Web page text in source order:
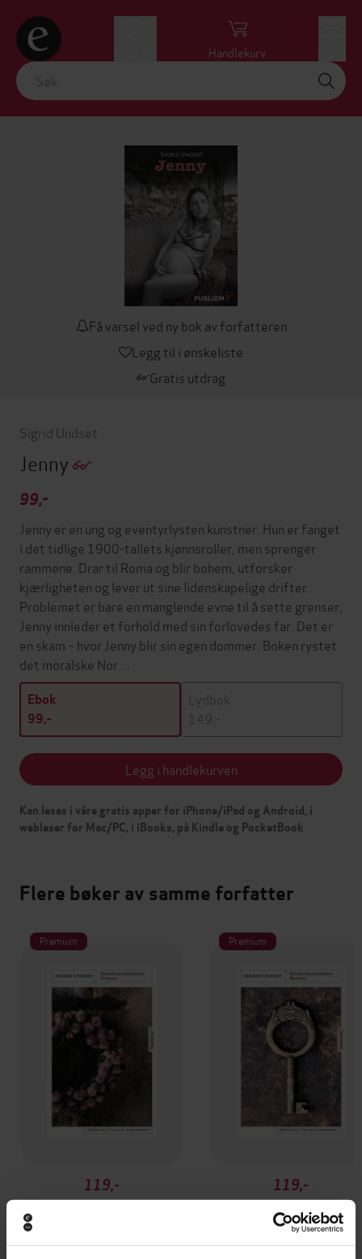
Handlekurv
Få varsel ved ny bok av forfatteren
Legg til i ønskeliste
Gratis utdrag
Sigrid Undset
Jenny
99,-
Jenny er en ung og eventyrlysten kunstner. Hun er fanget
i det tidlige 1900-tallets kjønnsroller, men sprenger
rammene. Drar til Roma og blir bohem, utforsker
kjærligheten og lever ut sine lidenskapelige drifter.
Problemet er bare en manglende evne til å sette grenser,
Jenny innleder et forhold med sin forlovedes far. Det er
en skam – hvor Jenny blir sin egen dommer. Boken rystet
det moralske Nor…
Ebok
99,-
Lydbok
149,-
Legg i handlekurven
Kan leses i våre gratis apper for iPhone/iPad og Android, i
webleser for Mac/PC, i iBooks, på Kindle og PocketBook
Flere bøker av samme forfatter
Premium
119,-
Kristin Lavransdatter
EBOK
Premium
119,-
Kristin Lavransdatter
Sigrid Undset
EBOK